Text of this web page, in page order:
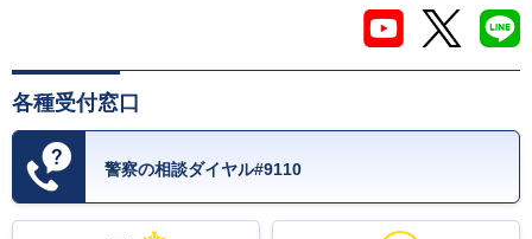
各種受付窓口
警察の相談ダイヤル#9110